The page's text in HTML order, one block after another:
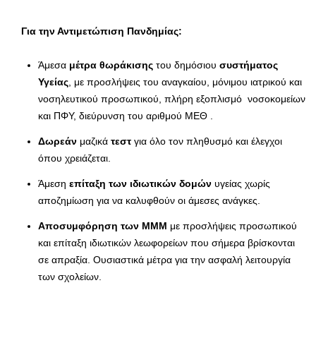
Για την Αντιμετώπιση Πανδημίας:
Άμεσα μέτρα θωράκισης του δημόσιου συστήματος
Υγείας , με προσλήψεις του αναγκαίου, μόνιμου ιατρικού και
νοσηλευτικού προσωπικού, πλήρη εξοπλισμό νοσοκομείων
και ΠΦΥ, διεύρυνση του αριθμού ΜΕΘ .
Δωρεάν μαζικά τεστ για όλο τον πληθυσμό και έλεγχοι
όπου χρειάζεται.
Άμεση επίταξη των ιδιωτικών δομών υγείας χωρίς
αποζημίωση για να καλυφθούν οι άμεσες ανάγκες.
Αποσυμφόρηση των ΜΜΜ με προσλήψεις προσωπικού
και επίταξη ιδιωτικών λεωφορείων που σήμερα βρίσκονται
σε απραξία. Ουσιαστικά μέτρα για την ασφαλή λειτουργία
των σχολείων.